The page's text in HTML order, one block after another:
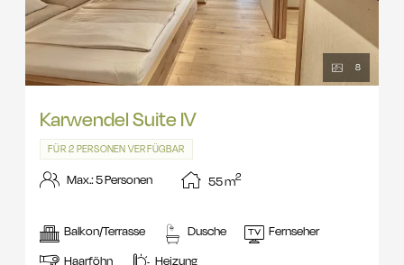
8
Karwendel Suite IV
FÜR 2 PERSONEN VERFÜGBAR
Max.: 5 Personen 55m2
Balkon/Terrasse Dusche Fernseher
Haarföhn Heizung